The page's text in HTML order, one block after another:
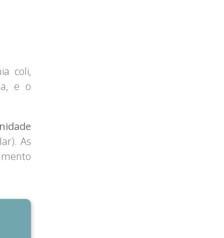
coli,
e o
As